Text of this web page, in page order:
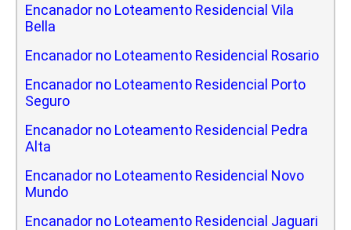
Encanador no Loteamento Residencial Vila
Bella
Encanador no Loteamento Residencial Rosario
Encanador no Loteamento Residencial Porto
Seguro
Encanador no Loteamento Residencial Pedra
Alta
Encanador no Loteamento Residencial Novo
Mundo
Encanador no Loteamento Residencial Jaguari